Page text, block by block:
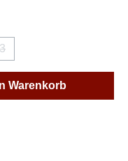
Warenkorb